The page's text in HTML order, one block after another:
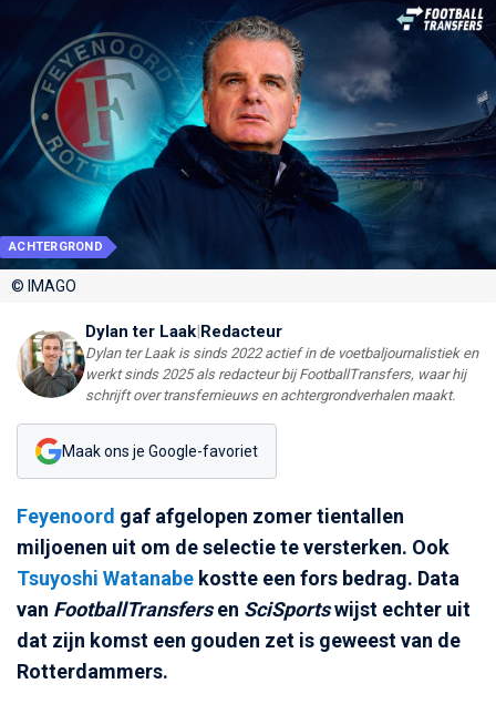
ACHTERGROND
© IMAGO
Dylan ter Laak|Redacteur
Dylan ter Laak is sinds 2022 actief in de voetbaljournalistiek en
werkt sinds 2025 als redacteur bij FootballTransfers, waar hij
schrijft over transfernieuws en achtergrondverhalen maakt.
Maak ons je Google-favoriet
Feyenoord gaf afgelopen zomer tientallen
miljoenen uit om de selectie te versterken. Ook
Tsuyoshi Watanabe kostte een fors bedrag. Data
van FootballTransfersen SciSportswijst echter uit
dat zijn komst een gouden zet is geweest van de
Rotterdammers.